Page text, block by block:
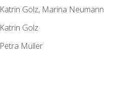
Katrin Golz, Marina Neumann
Katrin Golz
Petra Müller